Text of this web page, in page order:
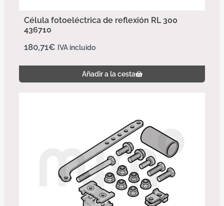
Célula fotoeléctrica de reflexión RL 300
436710
180,71€ IVA incluido
Añadir a la cesta